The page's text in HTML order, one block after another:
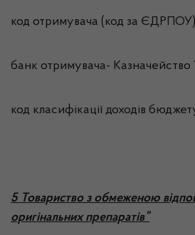
код отримувача (код за
банк отримувача-
код класифікації доходів
5 Товариство з обмеженою
оригінальних препаратів”